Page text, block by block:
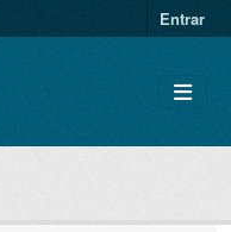
Entrar